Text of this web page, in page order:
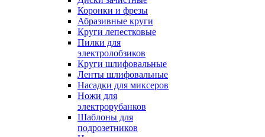
Коронки и фрезы
Абразивные круги
Круги лепестковые
Пилки для
электролобзиков
Круги шлифовальные
Ленты шлифовальные
Насадки для миксеров
Ножи для
электрорубанков
Шаблоны для
подрозетников